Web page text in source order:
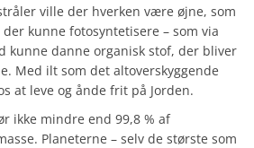
ville der hverken være øjne, som
kunne fotosyntetisere – som via
kunne danne organisk stof, der bliver
Med ilt som det altoverskyggende
at leve og ånde frit på Jorden.
ikke mindre end 99,8 % af
Planeterne – selv de største som